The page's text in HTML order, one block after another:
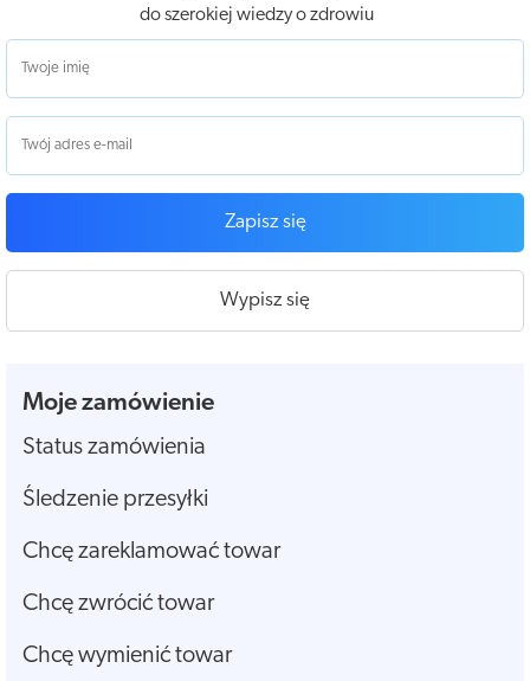
do szerokiej wiedzy o zdrowiu
Zapisz się
Wypisz się
Moje zamówienie
Status zamówienia
Śledzenie przesyłki
Chcę zareklamować towar
Chcę zwrócić towar
Chcę wymienić towar